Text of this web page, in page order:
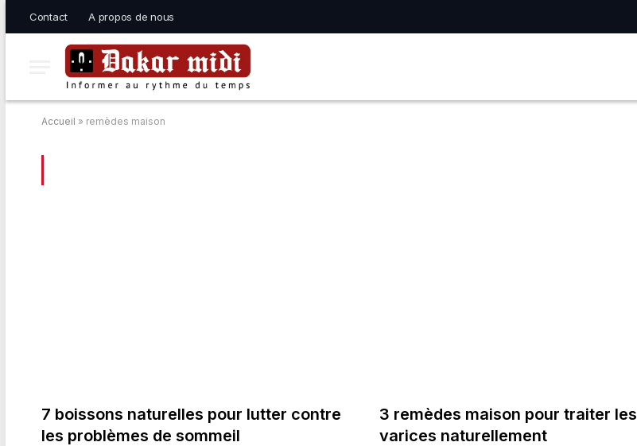
Contact A propos de nous
Accueil » remèdes maison
7 boissons naturelles pour lutter contre
les problèmes de sommeil
3 remèdes maison pour traiter les
varices naturellement